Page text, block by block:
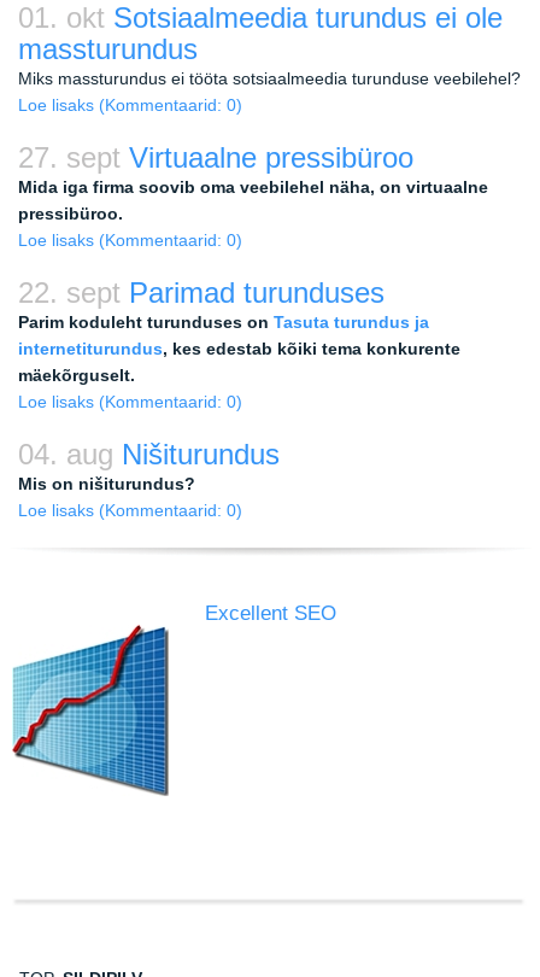
01. okt Sotsiaalmeedia turundus ei ole
massturundus
Miks massturundus ei tööta sotsiaalmeedia turunduse veebilehel?
Loe lisaks (Kommentaarid: 0)
27. sept Virtuaalne pressibüroo
Mida iga firma soovib oma veebilehel näha, on virtuaalne
pressibüroo.
Loe lisaks (Kommentaarid: 0)
22. sept Parimad turunduses
Parim koduleht turunduses on Tasuta turundus ja
internetiturundus, kes edestab kõiki tema konkurente
mäekõrguselt.
Loe lisaks (Kommentaarid: 0)
04. aug Nišiturundus
Mis on nišiturundus?
Loe lisaks (Kommentaarid: 0)
Excellent SEO